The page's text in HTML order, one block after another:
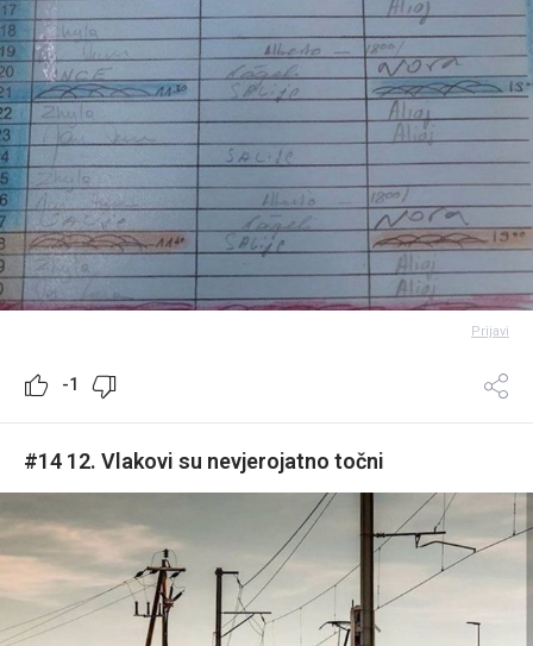
Prijavi
-1
#14 12. Vlakovi su nevjerojatno točni